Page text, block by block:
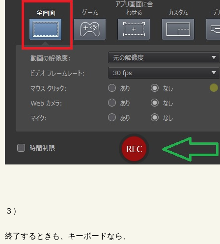
３）
終了するときも、キーボードなら、